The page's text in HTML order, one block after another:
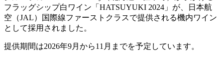
フラッグシップ白ワイン「HATSUYUKI 2024」が、日本航
空（JAL）国際線ファーストクラスで提供される機内ワイン
として採用されました。
提供期間は2026年9月から11月までを予定しています。